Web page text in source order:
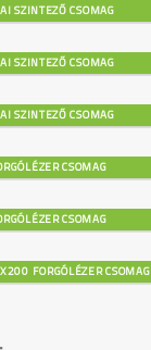
SZINTEZŐ CSOMAG
SZINTEZŐ CSOMAG
SZINTEZŐ CSOMAG
CSOMAG
CSOMAG
FORGÓLÉZER CSOMAG